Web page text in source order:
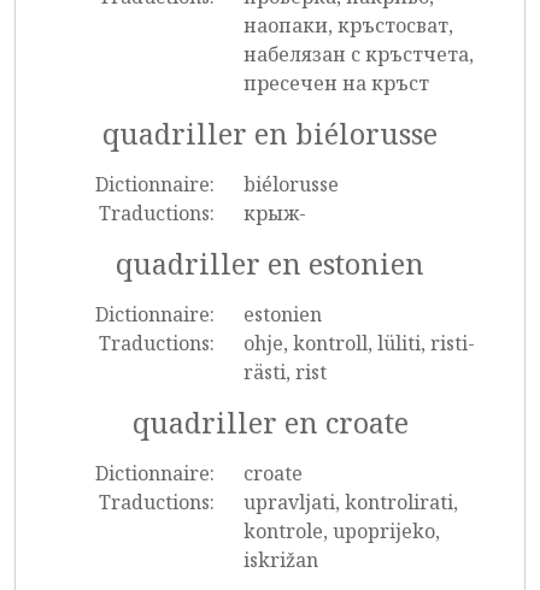
наопаки, кръстосват,
набелязан с кръстчета,
пресечен на кръст
quadriller en biélorusse
Dictionnaire:
biélorusse
Traductions:
крыж-
quadriller en estonien
Dictionnaire:
estonien
Traductions:
ohje, kontroll, lüliti, risti-
rästi, rist
quadriller en croate
Dictionnaire:
croate
Traductions:
upravljati, kontrolirati,
kontrole, upoprijeko,
iskrižan